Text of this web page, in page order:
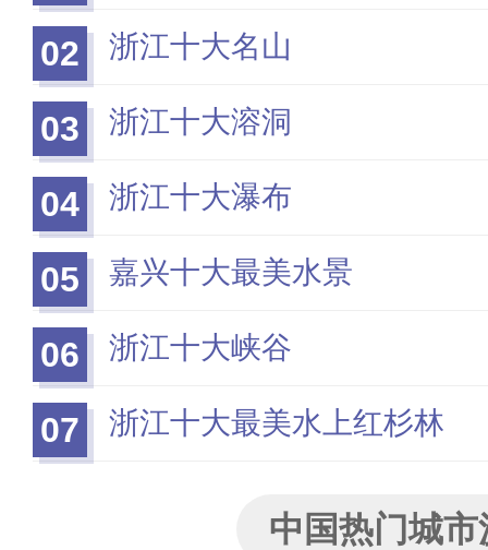
02 浙江十大名山
03 浙江十大溶洞
04 浙江十大瀑布
05 嘉兴十大最美水景
06 浙江十大峡谷
07 浙江十大最美水上红杉林
中国热门城市